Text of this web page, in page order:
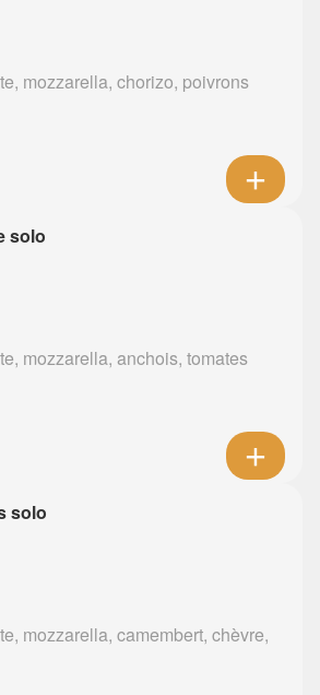
mozzarella, chorizo, poivrons
solo
mozzarella, anchois, tomates
solo
mozzarella, camembert, chèvre,